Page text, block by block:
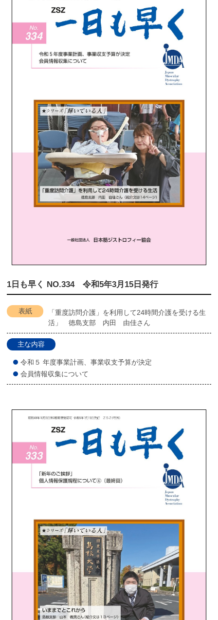
1日も早く NO.334 令和5年3月15日発行
表紙
「重度訪問介護」を利用して24時間介護を受ける生
活」 徳島支部 内田 由佳さん
主な内容
令和５ 年度事業計画、事業収支予算が決定
会員情報収集について